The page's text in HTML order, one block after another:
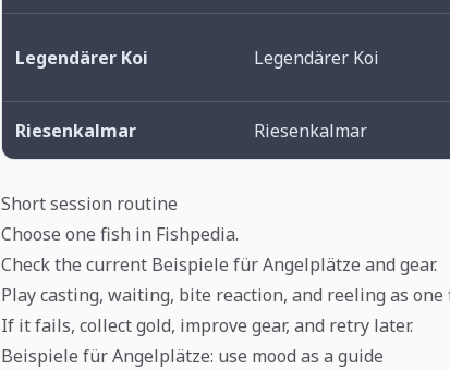
Legendärer Koi Legendärer Koi
Riesenkalmar Riesenkalmar
Short session routine
Choose one fish in Fishpedia.
Check the current Beispiele für Angelplätze and gear.
Play casting, waiting, bite reaction, and reeling as one
If it fails, collect gold, improve gear, and retry later.
Beispiele für Angelplätze: use mood as a guide